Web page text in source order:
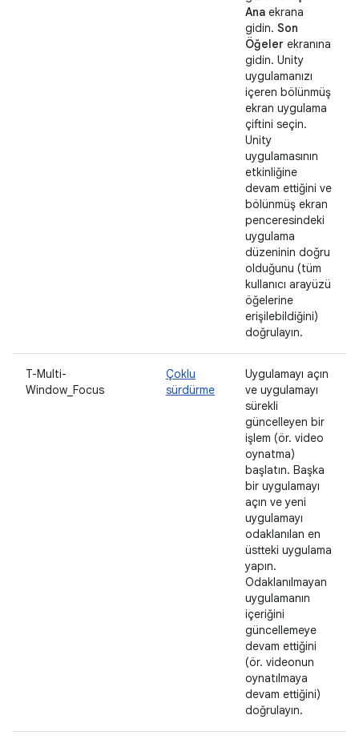
Ana ekrana
gidin. Son
Öğeler ekranına
gidin. Unity
uygulamanızı
içeren bölünmüş
ekran uygulama
çiftini seçin.
Unity
uygulamasının
etkinliğine
devam ettiğini ve
bölünmüş ekran
penceresindeki
uygulama
düzeninin doğru
olduğunu (tüm
kullanıcı arayüzü
öğelerine
erişilebildiğini)
doğrulayın.
T-Multi-
Window_Focus
Çoklu
sürdürme
Uygulamayı açın
ve uygulamayı
sürekli
güncelleyen bir
işlem (ör. video
oynatma)
başlatın. Başka
bir uygulamayı
açın ve yeni
uygulamayı
odaklanılan en
üstteki uygulama
yapın.
Odaklanılmayan
uygulamanın
içeriğini
güncellemeye
devam ettiğini
(ör. videonun
oynatılmaya
devam ettiğini)
doğrulayın.